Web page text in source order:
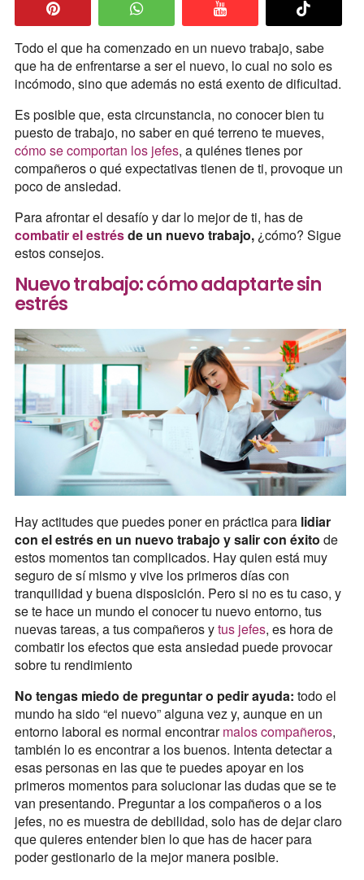
Todo el que ha comenzado en un nuevo trabajo, sabe
que ha de enfrentarse a ser el nuevo, lo cual no solo es
incómodo, sino que además no está exento de dificultad.
Es posible que, esta circunstancia, no conocer bien tu
puesto de trabajo, no saber en qué terreno te mueves,
cómo se comportan los jefes, a quiénes tienes por
compañeros o qué expectativas tienen de ti, provoque un
poco de ansiedad.
Para afrontar el desafío y dar lo mejor de ti, has de
combatir el estrésde un nuevo trabajo,¿cómo? Sigue
estos consejos.
Nuevo trabajo: cómo adaptarte sin
estrés
Hay actitudes que puedes poner en práctica paralidiar
con el estrés en un nuevo trabajo y salir con éxito de
estos momentos tan complicados. Hay quien está muy
seguro de sí mismo y vive los primeros días con
tranquilidad y buena disposición. Pero si no es tu caso, y
se te hace un mundo el conocer tu nuevo entorno, tus
nuevas tareas, a tus compañeros ytus jefes, es hora de
combatir los efectos que esta ansiedad puede provocar
sobre tu rendimiento
No tengas miedo de preguntar o pedir ayuda: todo el
mundo ha sido “el nuevo” alguna vez y, aunque en un
entorno laboral es normal encontrarmalos compañeros,
también lo es encontrar a los buenos. Intenta detectar a
esas personas en las que te puedes apoyar en los
primeros momentos para solucionar las dudas que se te
van presentando. Preguntar a los compañeros o a los
jefes, no es muestra de debilidad, solo has de dejar claro
que quieres entender bien lo que has de hacer para
poder gestionarlo de la mejor manera posible.